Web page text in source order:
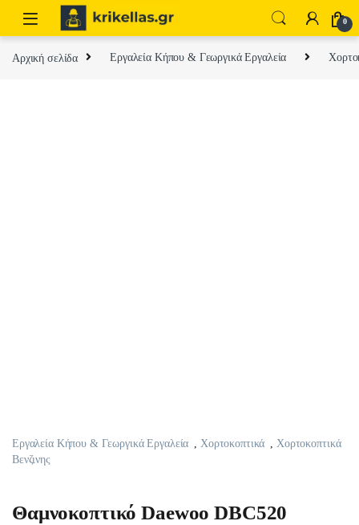
Skip to navigation
Skip to content
0
Αρχική σελίδα Εργαλεία Κήπου & Γεωργικά Εργαλεία
Εργαλεία Κήπου & Γεωργικά Εργαλεία Χορτοκοπτικά
Χορτοκοπτικά
Βενζινης
Θαμνοκοπτικό Daewoo DBC520